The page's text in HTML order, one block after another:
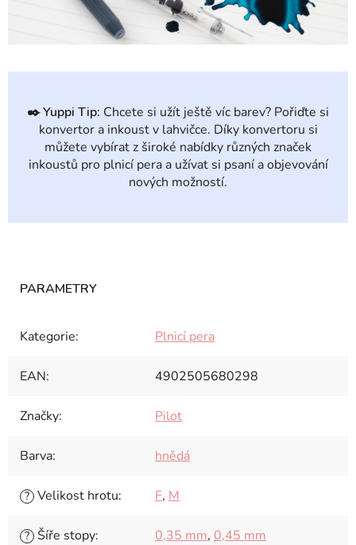
✒️Yuppi Tip: Chcete si užít ještě víc barev? Pořiďte si
konvertor a inkoust v lahvičce. Díky konvertoru si
můžete vybírat z široké nabídky různých značek
inkoustů pro plnicí pera a užívat si psaní a objevování
nových možností.
Kategorie: Plnicí pera
EAN: 4902505680298
Značky: Pilot
Barva: hnědá
? Velikost hrotu: F, M
? Šíře stopy: 0,35 mm, 0,45 mm